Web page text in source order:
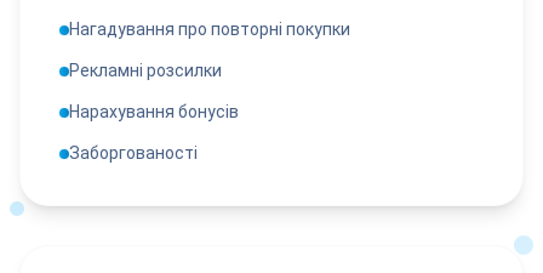
Нагадування про повторні покупки
Рекламні розсилки
Нарахування бонусів
Заборгованості